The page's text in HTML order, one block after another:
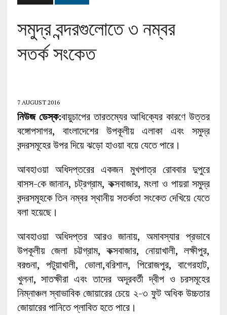
সমুদ্র বন্দরগুলোতে ৩ নম্বর
সতর্ক সংকেত
7 AUGUST 2016
নিউজ ডেস্ক:বায়ুচাপের তারতম্যের আধিক্যের কারণে উত্তর
বঙ্গোপসাগর, বাংলাদেশের উপকূলীয় এলাকা এবং সমুদ্র
বন্দরসমূহের উপর দিয়ে ঝড়ো হাওয়া বয়ে যেতে পারে।
আবহাওয়া অধিদপ্তরের একজন মুখপাত্র রোববার দুপুরে
বাসস-কে জানান, চট্রগ্রাম, কক্সবাজার, মংলা ও পায়রা সমুদ্র
বন্দরসমূহকে তিন নম্বর স্থানীয় সতর্কতা সংকেত দেখিয়ে যেতে
বলা হয়েছে।
আবহাওয়া অধিদপ্তর আরও জানায়, অমাবস্যার প্রভাবে
উপকূলীয় জেলা চট্টগ্রাম, কক্সবাজার, নোয়াখালী, লক্ষীপুর,
বরগুনা, পটুয়াখালী, ভোলা,বরিশাল, পিরোজপুর, বাগেরহাট,
খুলনা, সাতক্ষীরা এবং তাদের অদূরবর্তী দ্বীপ ও চরসমূহের
নিম্নাঞ্চল স্বাভাবিক জোয়ারের চেয়ে ২-৩ ফুট অধিক উচ্চতার
জোয়ারের পানিতে প্লাবিত হতে পারে।